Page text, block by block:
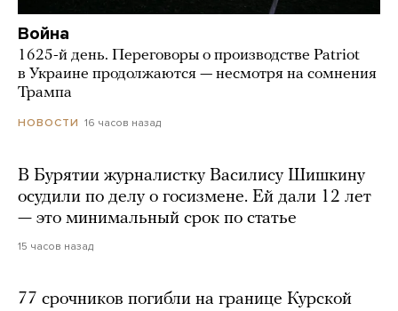
Война
1625-й день. Переговоры о производстве Patriot
в Украине продолжаются — несмотря на сомнения
Трампа
НОВОСТИ 16 часов назад
В Бурятии журналистку Василису Шишкину
осудили по делу о госизмене. Ей дали 12 лет
— это минимальный срок по статье
15 часов назад
77 срочников погибли на границе Курской